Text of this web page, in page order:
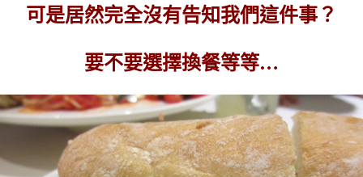
可是居然完全沒有告知我們這件事？
要不要選擇換餐等等…